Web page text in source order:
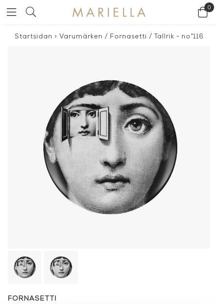
0
Startsidan > Varumärken / Fornasetti / Tallrik - no°116
FORNASETTI